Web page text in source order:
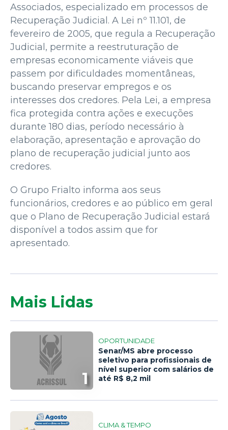
Associados, especializado em processos de
Recuperação Judicial. A Lei nº 11.101, de
fevereiro de 2005, que regula a Recuperação
Judicial, permite a reestruturação de
empresas economicamente viáveis que
passem por dificuldades momentâneas,
buscando preservar empregos e os
interesses dos credores. Pela Lei, a empresa
fica protegida contra ações e execuções
durante 180 dias, período necessário à
elaboração, apresentação e aprovação do
plano de recuperação judicial junto aos
credores.
O Grupo Frialto informa aos seus
funcionários, credores e ao público em geral
que o Plano de Recuperação Judicial estará
disponível a todos assim que for
apresentado.
Mais Lidas
1
OPORTUNIDADE
Senar/MS abre processo
seletivo para profissionais de
nível superior com salários de
até R$ 8,2 mil
CLIMA & TEMPO